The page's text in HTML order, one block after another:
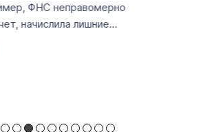
ФНС неправомерно
начислила лишние...